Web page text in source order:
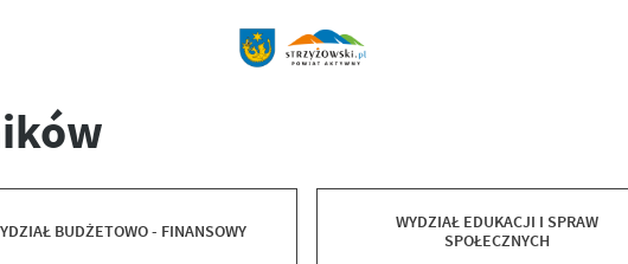
BUDŻETOWO - FINANSOWY
WYDZIAŁ EDUKACJI I SPRAW
SPOŁECZNYCH